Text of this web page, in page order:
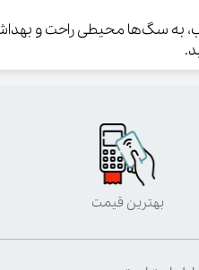
سگ‌ها محیطی راحت و
بهترین قیمت